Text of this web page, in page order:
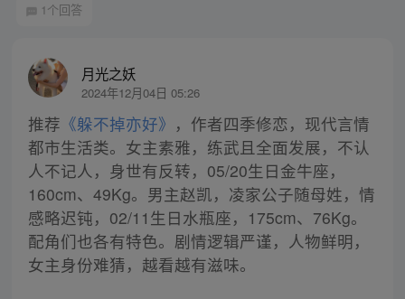
1个回答
月光之妖
2024年12月04日 05:26
推荐 《躲不掉亦好》 ，作者四季修恋，现代言情
都市生活类。女主素雅，练武且全面发展，不认
人不记人，身世有反转，05/20生日金牛座，
160cm、49Kg。男主赵凯，凌家公子随母姓，情
感略迟钝，02/11生日水瓶座，175cm、76Kg。
配角们也各有特色。剧情逻辑严谨，人物鲜明，
女主身份难猜，越看越有滋味。